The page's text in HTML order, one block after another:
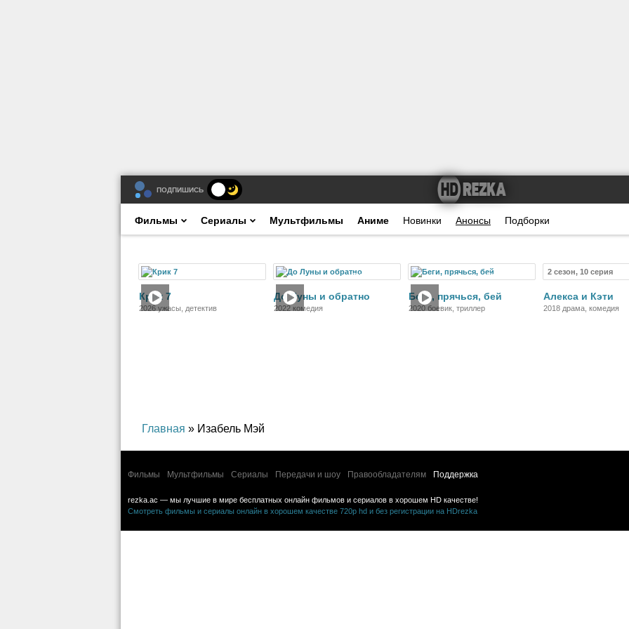
ПОДПИШИСЬ
Фильмы Сериалы Мультфильмы Аниме Новинки Анонсы Подборки
Крик 7
2026 ужасы, детектив
Фильм
До Луны и обратно
2022 комедия
Фильм
Беги, прячься, бей
2020 боевик, триллер
2 сезон, 10 серия
Алекса и Кэти
2018 драма, комедия
Главная » Изабель Мэй
Фильмы Мультфильмы Сериалы Передачи и шоу Правообладателям Поддержка
rezka.ac — мы лучшие в мире бесплатных онлайн фильмов и сериалов в хорошем HD качестве!
Смотреть фильмы и сериалы онлайн в хорошем качестве 720p hd и без регистрации на HDrezka